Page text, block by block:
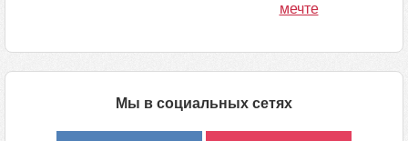
мечте
Мы в социальных сетях